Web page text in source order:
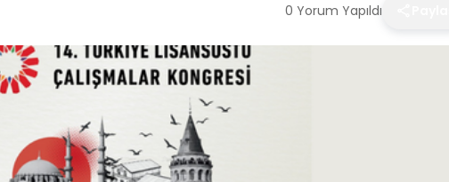
0 Yorum Yapıldı